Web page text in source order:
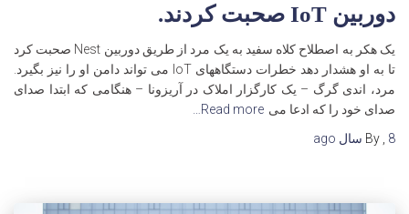
دوربین IoT صحبت کردند.
یک هکر به اصطلاح کلاه سفید به یک مرد از طریق دوربین Nest صحبت کرد
تا به او هشدار دهد خطرات دستگاههای IoT می تواند دامن او را نیز بگیرد.
مرد، اندی گرگ – یک کارگزار املاک در آریزونا – هنگامی که ابتدا صدای
صدای خود را که ادعا می Read more…
By
8 سال